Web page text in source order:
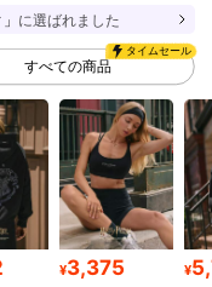
に選ばれました
タイムセール
すべての商品
¥3,375 ¥